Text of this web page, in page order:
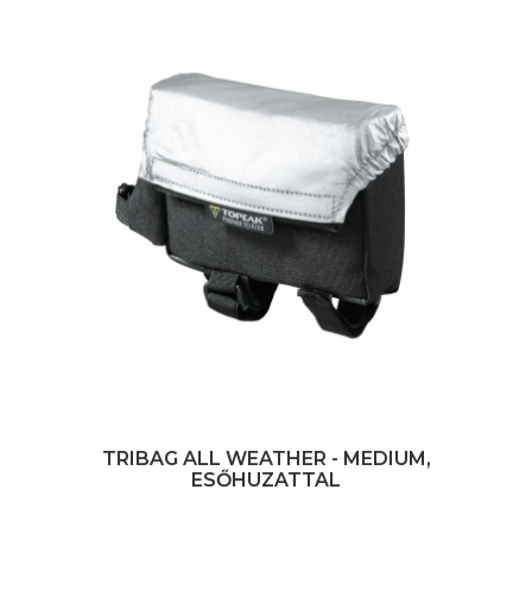
TRIBAG ALL WEATHER - MEDIUM,
ESŐHUZATTAL